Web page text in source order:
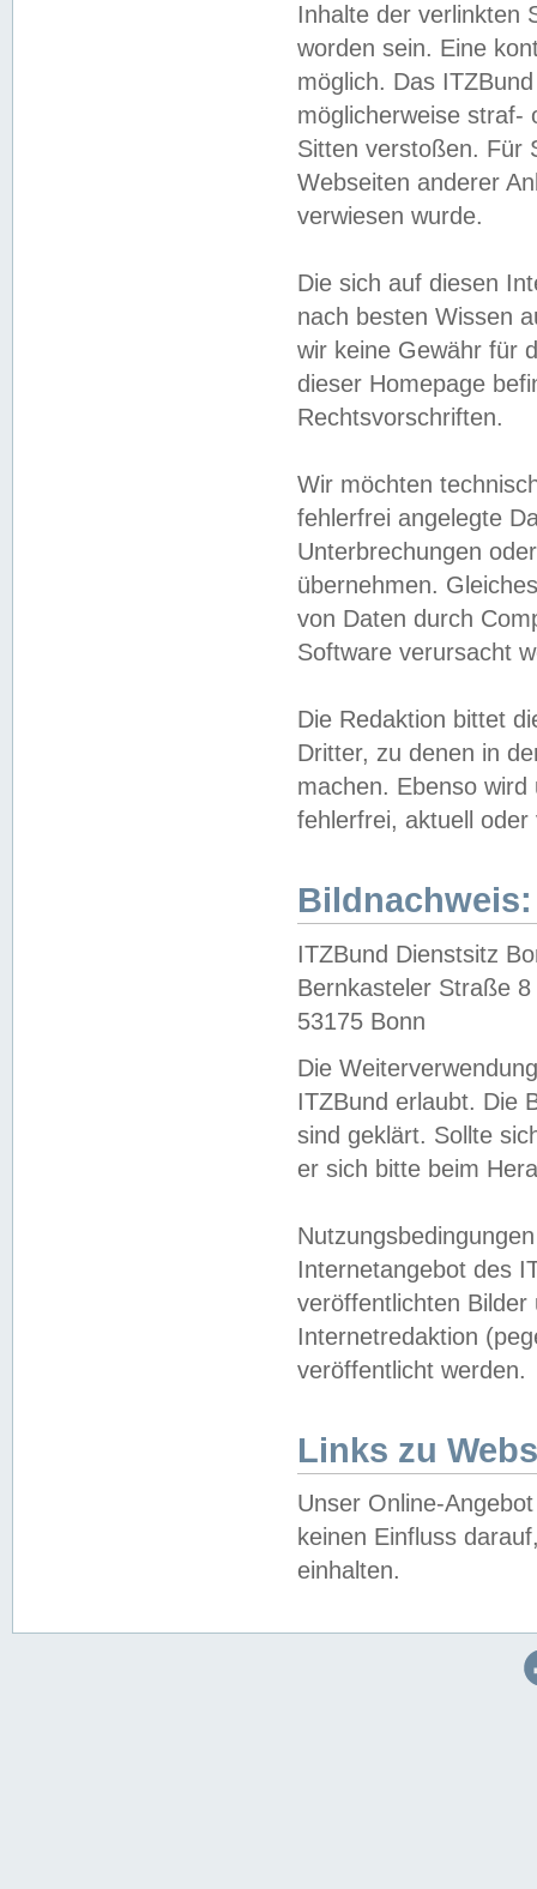
Inhalte der verlinkten
worden sein. Eine
möglich. Das
möglicherweise straf-
Sitten verstoßen. Für
Webseiten anderer
verwiesen wurde.
Die sich auf diesen
nach besten Wissen
wir keine Gewähr für
dieser Homepage
Rechtsvorschriften.
Wir möchten
fehlerfrei angelegte
Unterbrechungen
übernehmen.
von Daten durch
Software verursacht
Die Redaktion bittet
Dritter, zu denen in
machen. Ebenso
fehlerfrei, aktuell oder
Bildnachweis:
ITZBund Dienstsitz
Bernkasteler Straße 8
53175 Bonn
Die
ITZBund erlaubt. Die
sind geklärt. Sollte
er sich bitte beim
Internetangebot des
veröffentlichten
Internetredaktion
veröffentlicht werden.
Links zu
Unser Online-
keinen Einfluss
einhalten.